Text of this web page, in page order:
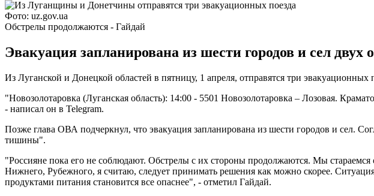
Фото: uz.gov.ua
Обстрелы продолжаются - Гайдай
Эвакуация запланирована из шести городов и сел
Из Луганской и Донецкой областей в пятницу, 1 апреля, отправятся три эвакуационных
"Новозолотаровка (Луганская область): 14:00 - 5501 Новозолотаровка – Лозовая.
- написал он в Telegram.
Позже глава ОВА подчеркнул, что эвакуация запланирована из шести городов и сел.
тишины".
"Россияне пока его не соблюдают. Обстрелы с их стороны продолжаются. Мы
Нижнего, Рубежного, я считаю, следует принимать решения как можно скорее.
продуктами питания становится все опаснее", - отметил Гайдай.